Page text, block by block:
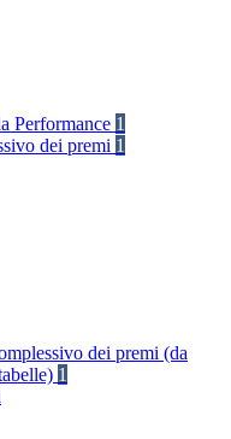
Performance 1
dei premi 1
dei premi (da
1